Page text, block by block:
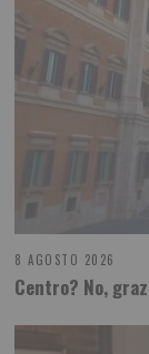
8 AGOSTO 2026
Centro? No,